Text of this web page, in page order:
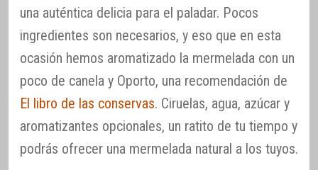
una auténtica delicia para el paladar. Pocos
ingredientes son necesarios, y eso que en esta
ocasión hemos aromatizado la mermelada con un
poco de canela y Oporto, una recomendación de
El libro de las conservas. Ciruelas, agua, azúcar y
aromatizantes opcionales, un ratito de tu tiempo y
podrás ofrecer una mermelada natural a los tuyos.